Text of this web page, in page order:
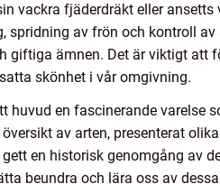
vackra fjäderdräkt eller
spridning av frön och kontroll
giftiga ämnen. Det är viktigt
skönhet i vår omgivning.
en fascinerande varelse
av arten, presenterat
en historisk genomgång av
beundra och lära oss av